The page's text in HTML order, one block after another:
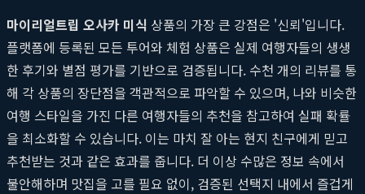
마이리얼트립 오사카 미식 상품의 가장 큰 강점은 '신뢰'입니다.
플랫폼에 등록된 모든 투어와 체험 상품은 실제 여행자들의 생생
한 후기와 별점 평가를 기반으로 검증됩니다. 수천 개의 리뷰를 통
해 각 상품의 장단점을 객관적으로 파악할 수 있으며, 나와 비슷한
여행 스타일을 가진 다른 여행자들의 추천을 참고하여 실패 확률
을 최소화할 수 있습니다. 이는 마치 잘 아는 현지 친구에게 믿고
추천받는 것과 같은 효과를 줍니다. 더 이상 수많은 정보 속에서
불안해하며 맛집을 고를 필요 없이, 검증된 선택지 내에서 즐겁게